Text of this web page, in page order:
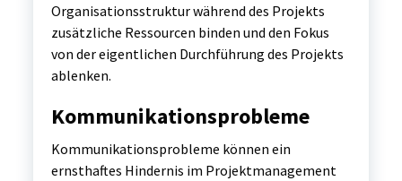
Organisationsstruktur während des Projekts
zusätzliche Ressourcen binden und den Fokus
von der eigentlichen Durchführung des Projekts
ablenken.
Kommunikationsprobleme
Kommunikationsprobleme können ein
ernsthaftes Hindernis im Projektmanagement